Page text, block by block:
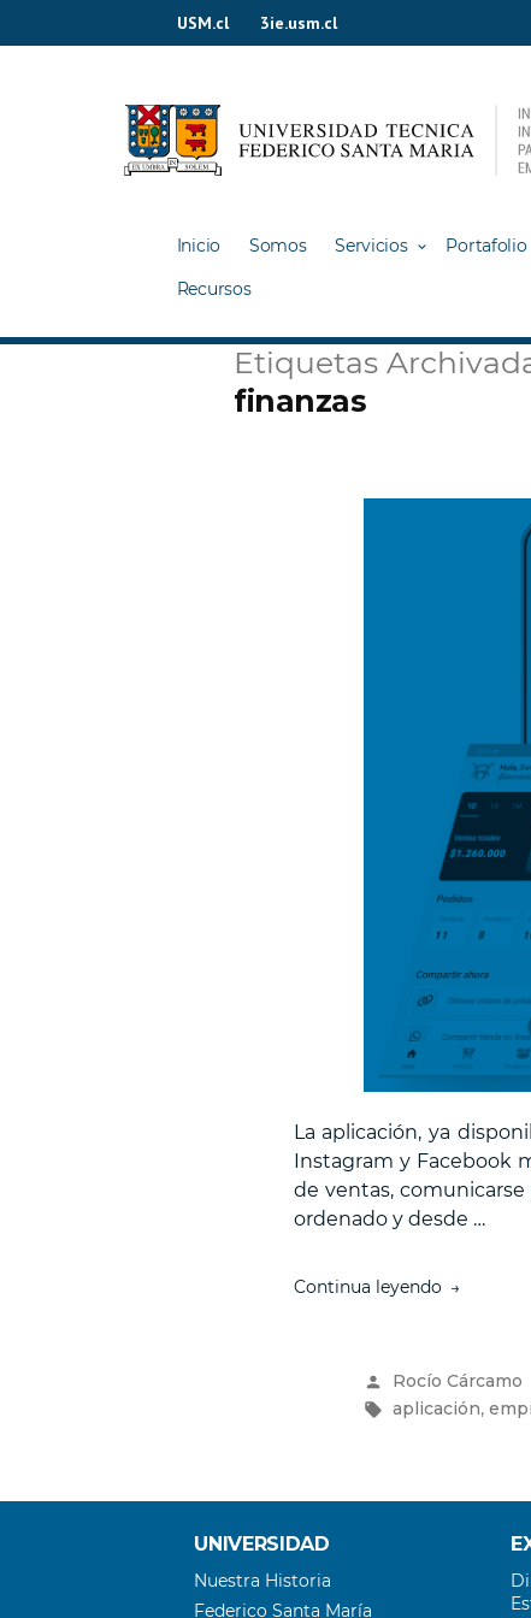
USM.cl 3ie.usm.cl
Inicio Somos Servicios Portafolio
Recursos
Etiquetas
finanzas
La aplicación, ya
Instagram y Facebook
de ventas,
ordenado y desde …
Continua leyendo“La
llevar
el
Publicado
por
Rocío Cárcamo
Etiquetas:
aplicación,
UNIVERSIDAD
Nuestra Historia
Federico Santa María